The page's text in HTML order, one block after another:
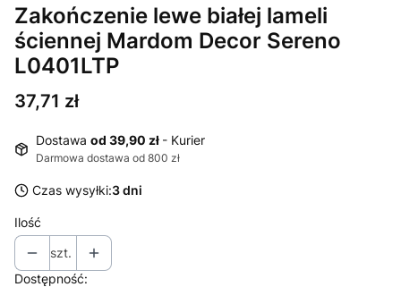
Zakończenie lewe białej lameli
ściennej Mardom Decor Sereno
L0401LTP
Cena
37,71 zł
Dostawa od 39,90 zł - Kurier
Darmowa dostawa od 800 zł
Czas wysyłki:3 dni
Ilość
szt.
Dostępność: